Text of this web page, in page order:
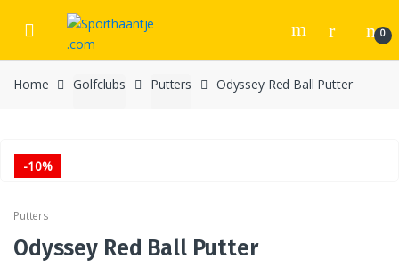
0
Home Golfclubs Putters Odyssey Red Ball Putter
-10%
Putters
Odyssey Red Ball Putter